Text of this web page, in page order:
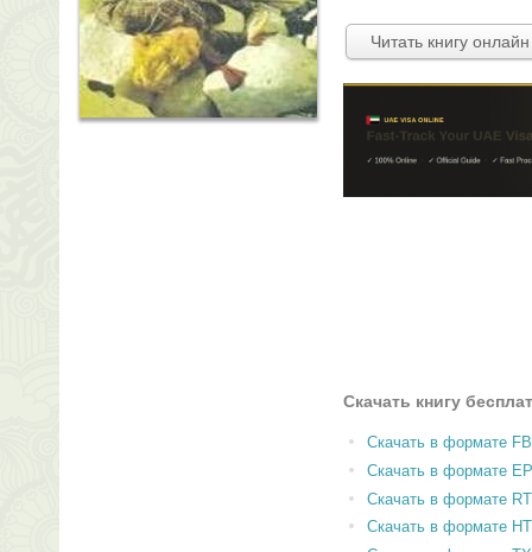
Читать книгу
Скачать книгу
Скачать в формате
Скачать в формате
Скачать в формате
Скачать в формате